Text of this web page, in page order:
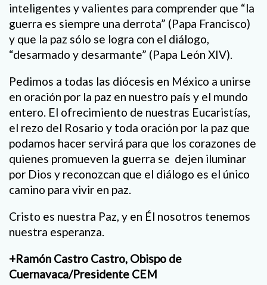
inteligentes y valientes para comprender que “la
guerra es siempre una derrota” (Papa Francisco)
y que la paz sólo se logra con el diálogo,
“desarmado y desarmante” (Papa León XIV).
Pedimos a todas las diócesis en México a unirse
en oración por la paz en nuestro país y el mundo
entero. El ofrecimiento de nuestras Eucaristías,
el rezo del Rosario y toda oración por la paz que
podamos hacer servirá para que los corazones de
quienes promueven la guerra se dejen iluminar
por Dios y reconozcan que el diálogo es el único
camino para vivir en paz.
Cristo es nuestra Paz, y en Él nosotros tenemos
nuestra esperanza.
+Ramón Castro Castro, Obispo de
Cuernavaca/Presidente CEM